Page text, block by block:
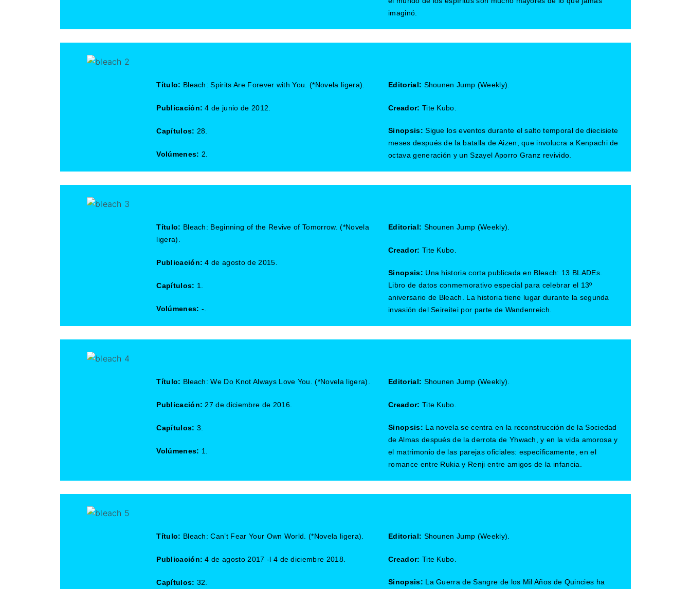
imaginó.
Título: Bleach: Spirits Are Forever with You. (*Novela ligera).
Publicación: 4 de junio de 2012.
Capítulos: 28.
Volúmenes: 2.
Editorial: Shounen Jump (Weekly).
Creador: Tite Kubo.
Sinopsis:Sigue los eventos durante el salto temporal de diecisiete
meses después de la batalla de Aizen, que involucra a Kenpachi de
octava generación y un Szayel Aporro Granz revivido.
Título: Bleach: Beginning of the Revive of Tomorrow. (*Novela
ligera).
Publicación: 4 de agosto de 2015.
Capítulos: 1.
Volúmenes: -.
Editorial: Shounen Jump (Weekly).
Creador: Tite Kubo.
Sinopsis: Una historia corta publicada en Bleach: 13 BLADEs.
Libro de datos conmemorativo especial para celebrar el 13º
aniversario de Bleach. La historia tiene lugar durante la segunda
invasión del Seireitei por parte de Wandenreich.
Título: Bleach: We Do Knot Always Love You. (*Novela ligera).
Publicación: 27 de diciembre de 2016.
Capítulos: 3.
Volúmenes: 1.
Editorial: Shounen Jump (Weekly).
Creador: Tite Kubo.
Sinopsis: La novela se centra en la reconstrucción de la Sociedad
de Almas después de la derrota de Yhwach, y en la vida amorosa y
el matrimonio de las parejas oficiales: específicamente, en el
romance entre Rukia y Renji entre amigos de la infancia.
Título: Bleach: Can’t Fear Your Own World. (*Novela ligera).
Publicación: 4 de agosto 2017 -l 4 de diciembre 2018.
Capítulos: 32.
Editorial: Shounen Jump (Weekly).
Creador: Tite Kubo.
Sinopsis: La Guerra de Sangre de los Mil Años de Quincies ha